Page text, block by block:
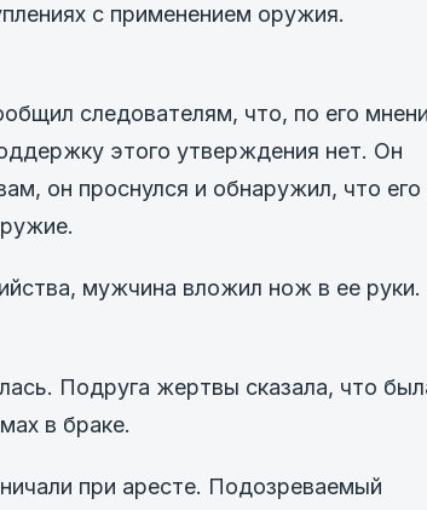
с применением оружия.
следователям, что, по его
этого утверждения нет. Он
он проснулся и обнаружил, что его
мужчина вложил нож в ее руки.
Подруга жертвы сказала, что
в браке.
при аресте. Подозреваемый